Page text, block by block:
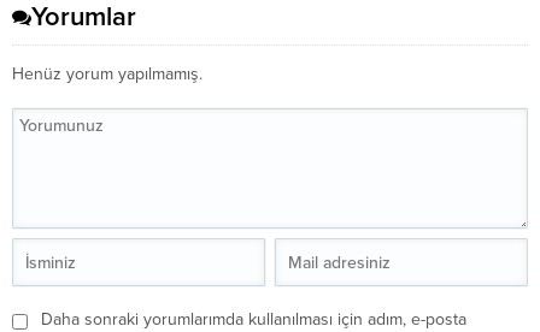
Yorumlar
Henüz yorum yapılmamış.
Daha sonraki yorumlarımda kullanılması için adım, e-posta